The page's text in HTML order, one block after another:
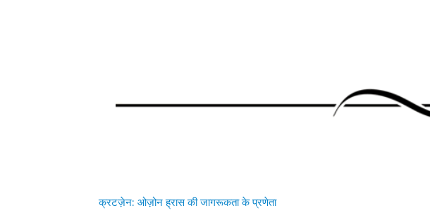
Articles
Title
क्रटज़ेन: ओज़ोन ह्रास की जागरूकता के प्रणेता